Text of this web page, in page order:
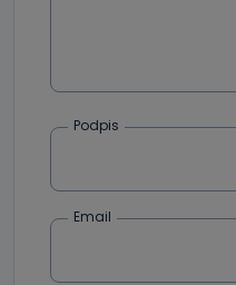
Podpis
Email